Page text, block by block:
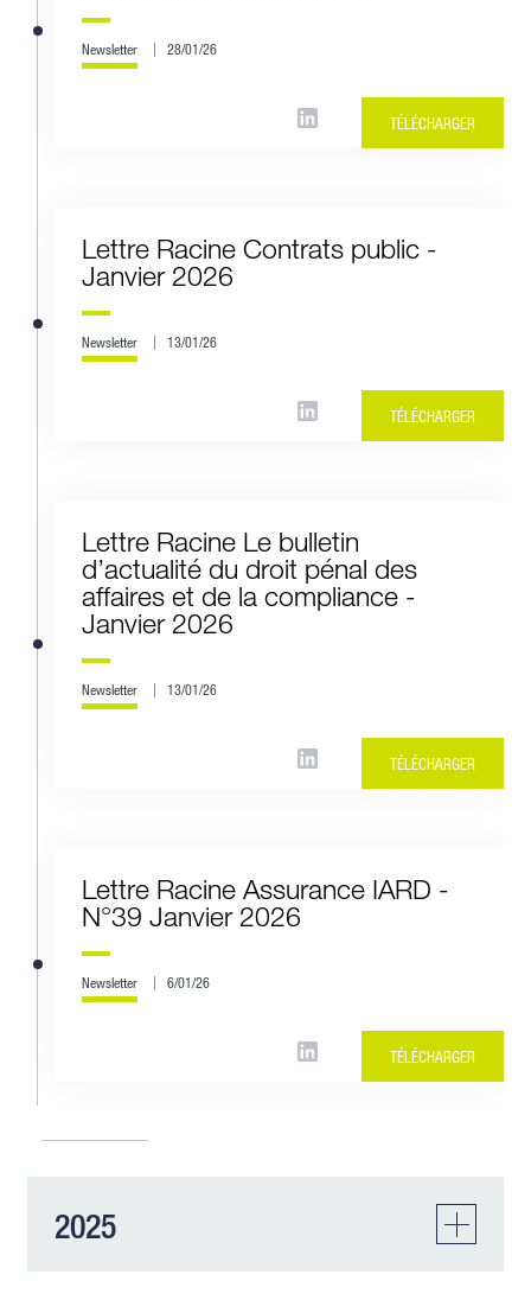
Newsletter 28/01/26
TÉLÉCHARGER
Lettre Racine Contrats public -
Janvier 2026
Newsletter 13/01/26
TÉLÉCHARGER
Lettre Racine Le bulletin
d’actualité du droit pénal des
affaires et de la compliance -
Janvier 2026
Newsletter 13/01/26
TÉLÉCHARGER
Lettre Racine Assurance IARD -
N°39 Janvier 2026
Newsletter 6/01/26
TÉLÉCHARGER
2025